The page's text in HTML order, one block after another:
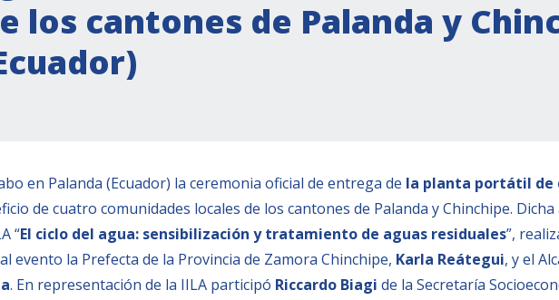
los cantones de Palanda y
en Palanda (Ecuador) la ceremonia oficial de entrega de la planta portátil de
de cuatro comunidades locales de los cantones de Palanda y Chinchipe. Dicha
“El ciclo del agua: sensibilización y tratamiento de aguas residuales”,
evento la Prefecta de la Provincia de Zamora Chinchipe, Karla Reátegui, y el
. En representación de la IILA participó Riccardo Biagi de la Secretaría